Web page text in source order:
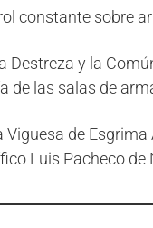
constante sobre
Destreza y la
de las salas de
Viguesa de
Luis Pacheco de